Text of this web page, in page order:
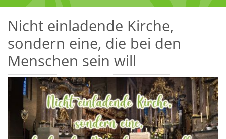
Nicht einladende Kirche,
sondern eine, die bei den
Menschen sein will